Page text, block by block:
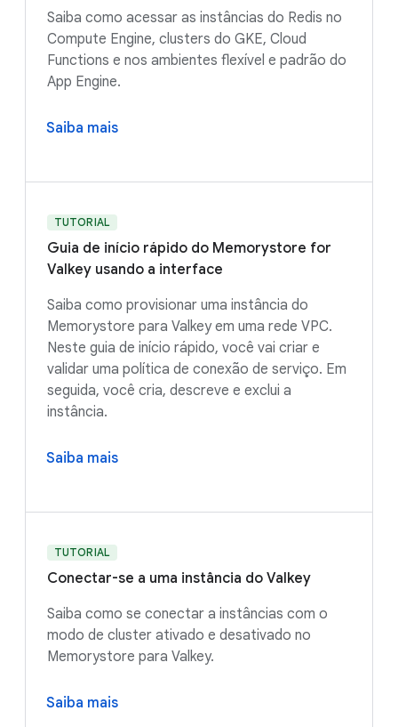
Saiba como acessar as instâncias do Redis no
Compute Engine, clusters do GKE, Cloud
Functions e nos ambientes flexível e padrão do
App Engine.
Saiba mais
TUTORIAL
Guia de início rápido do Memorystore for
Valkey usando a interface
Saiba como provisionar uma instância do
Memorystore para Valkey em uma rede VPC.
Neste guia de início rápido, você vai criar e
validar uma política de conexão de serviço. Em
seguida, você cria, descreve e exclui a
instância.
Saiba mais
TUTORIAL
Conectar-se a uma instância do Valkey
Saiba como se conectar a instâncias com o
modo de cluster ativado e desativado no
Memorystore para Valkey.
Saiba mais